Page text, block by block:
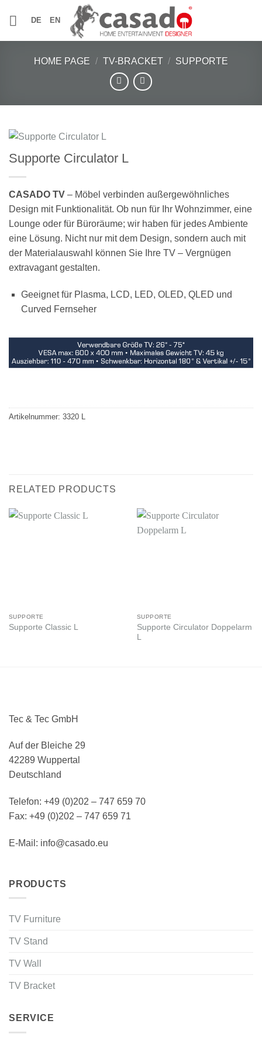
DE EN
HOME PAGE / TV-BRACKET / SUPPORTE
Supporte Circulator L
CASADO TV – Möbel verbinden außergewöhnliches
Design mit Funktionalität. Ob nun für Ihr Wohnzimmer, eine
Lounge oder für Büroräume; wir haben für jedes Ambiente
eine Lösung. Nicht nur mit dem Design, sondern auch mit
der Materialauswahl können Sie Ihre TV – Vergnügen
extravagant gestalten.
Geeignet für Plasma, LCD, LED, OLED, QLED und
Curved Fernseher
Artikelnummer: 3320 L
RELATED PRODUCTS
SUPPORTE
Supporte Classic L
SUPPORTE
Supporte Circulator Doppelarm
L
Tec & Tec GmbH
Auf der Bleiche 29
42289 Wuppertal
Deutschland
Telefon: +49 (0)202 – 747 659 70
Fax: +49 (0)202 – 747 659 71
E-Mail: info@casado.eu
PRODUCTS
TV Furniture
TV Stand
TV Wall
TV Bracket
SERVICE